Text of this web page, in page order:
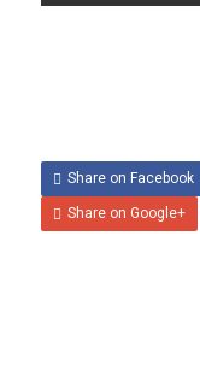
Share on Facebook
Share on Google+